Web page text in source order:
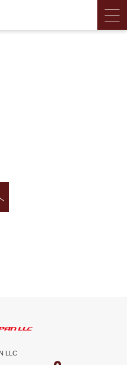
LLC